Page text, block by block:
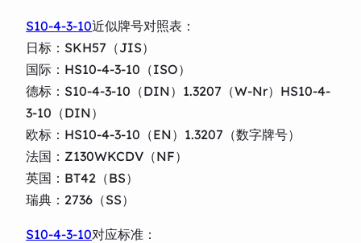
S10-4-3-10近似牌号对照表：
日标：SKH57（JIS）
国际：HS10-4-3-10（ISO）
德标：S10-4-3-10（DIN）1.3207（W-Nr）HS10-4-
3-10（DIN）
欧标：HS10-4-3-10（EN）1.3207（数字牌号）
法国：Z130WKCDV（NF）
英国：BT42（BS）
瑞典：2736（SS）
S10-4-3-10对应标准：